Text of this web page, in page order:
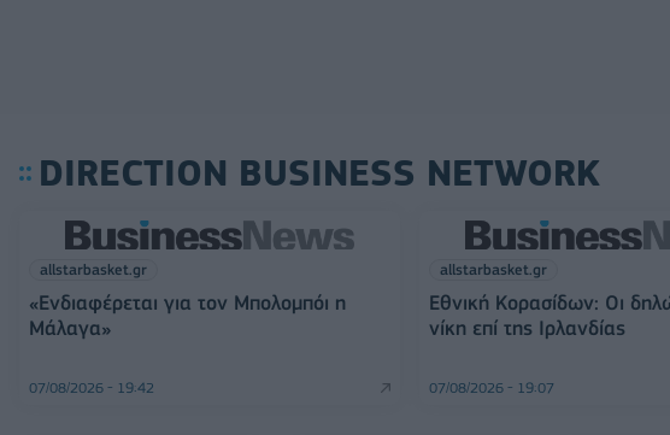
DIRECTION BUSINESS NETWORK
allstarbasket.gr
«Ενδιαφέρεται για τον Μπολομπόι η
Μάλαγα»
07/08/2026 - 19:42
allstarbasket.gr
Εθνική Κορασίδων: Οι
νίκη επί της Ιρλανδίας
07/08/2026 - 19:07